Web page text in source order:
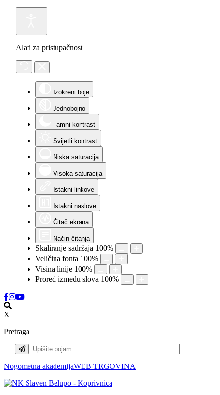
Alati za pristupačnost
Izokreni boje
Jednobojno
Tamni kontrast
Svijetli kontrast
Niska saturacija
Visoka saturacija
Istakni linkove
Istakni naslove
Čitač ekrana
Način čitanja
Skaliranje sadržaja 100%
Veličina fonta 100%
Visina linije 100%
Prored između slova 100%
X
Pretraga
Nogometna akademijaWEB TRGOVINA